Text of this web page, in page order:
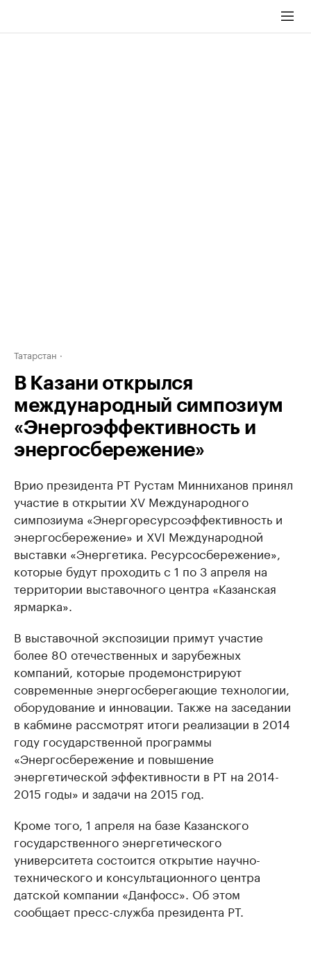
Татарстан
В Казани открылся
международный симпозиум
«Энергоэффективность и
энергосбережение»
Врио президента РТ Рустам Минниханов принял
участие в открытии XV Международного
симпозиума «Энергоресурсоэффективность и
энергосбережение» и XVI Международной
выставки «Энергетика. Ресурсосбережение»,
которые будут проходить с 1 по 3 апреля на
территории выставочного центра «Казанская
ярмарка».
В выставочной экспозиции примут участие
более 80 отечественных и зарубежных
компаний, которые продемонстрируют
современные энергосберегающие технологии,
оборудование и инновации. Также на заседании
в кабмине рассмотрят итоги реализации в 2014
году государственной программы
«Энергосбережение и повышение
энергетической эффективности в РТ на 2014-
2015 годы» и задачи на 2015 год.
Кроме того, 1 апреля на базе Казанского
государственного энергетического
университета состоится открытие научно-
технического и консультационного центра
датской компании «Данфосс». Об этом
сообщает пресс-служба президента РТ.